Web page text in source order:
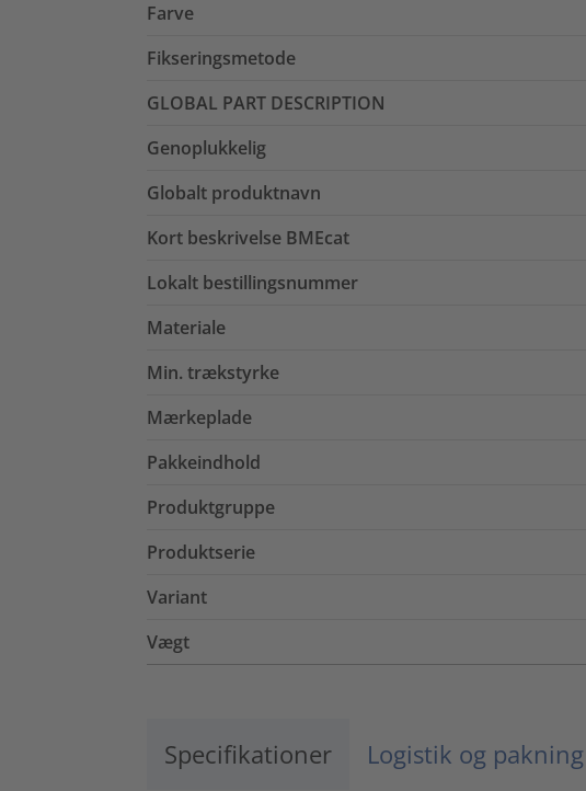
Farve
Fikseringsmetode
GLOBAL PART DESCRIPTION
Genoplukkelig
Globalt produktnavn
Kort beskrivelse BMEcat
Lokalt bestillingsnummer
Materiale
Min. trækstyrke
Mærkeplade
Pakkeindhold
Produktgruppe
Produktserie
Variant
Vægt
Specifikationer Logistik og pakning